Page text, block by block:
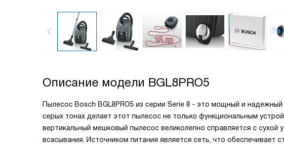
Описание модели BGL8PRO5
Пылесос Bosch BGL8PRO5 из серии Serie 8 - это мощный и
серых тонах делает этот пылесос не только функциональным
вертикальный мешковый пылесос великолепно справляется с
всасывания. Источником питания является сеть, что обеспечивает